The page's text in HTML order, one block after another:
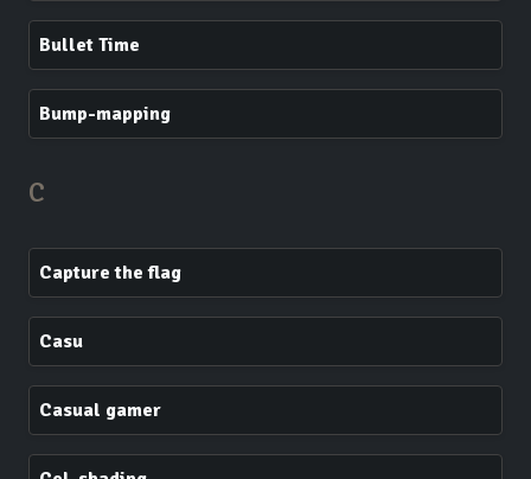
Bullet Time
Bump-mapping
C
Capture the flag
Casu
Casual gamer